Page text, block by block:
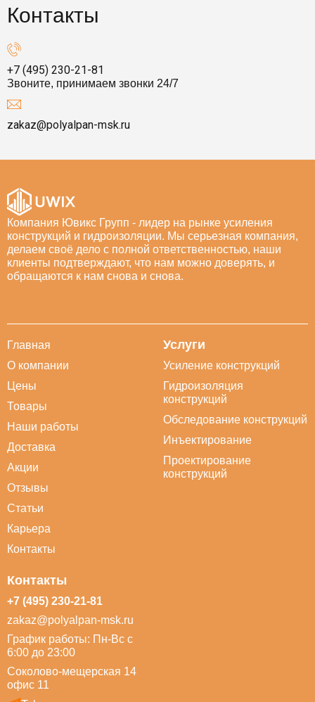
Контакты
+7 (495) 230-21-81
Звоните, принимаем звонки 24/7
zakaz@polyalpan-msk.ru
Компания Ювикс Групп - лидер на рынке усиления
конструкций и гидроизоляции. Мы серьезная компания,
делаем своё дело с полной ответственностью, наши
клиенты подтверждают, что нам можно доверять, и
обращаются к нам снова и снова.
Главная
О компании
Цены
Товары
Наши работы
Доставка
Акции
Отзывы
Статьи
Карьера
Контакты
Услуги
Усиление конструкций
Гидроизоляция
конструкций
Обследование конструкций
Инъектирование
Проектирование
конструкций
Контакты
+7 (495) 230-21-81
zakaz@polyalpan-msk.ru
График работы: Пн-Вс с
6:00 до 23:00
Соколово-мещерская 14
офис 11